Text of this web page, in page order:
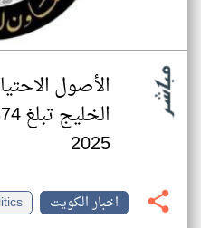
الأصول
2025
اخبار الكويت